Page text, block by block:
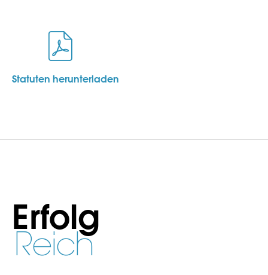
Statuten herunterladen
Erfolg
Reich